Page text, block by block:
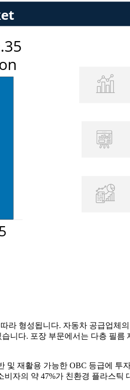
형성됩니다. 자동차 공급업체
니다. 포장 부문에서는 다층 필
및 재활용 가능한 OBC 등급에
자의 약 47%가 친환경 플라스틱